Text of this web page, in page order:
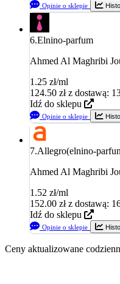
Opinie o sklepie
6.Elnino-parfum
Ahmed Al Maghribi
1.25 zł/ml
124.50 zł z dostawą:
Idź do sklepu
Opinie o sklepie
7.Allegro(elnino-
Ahmed Al Maghribi
1.52 zł/ml
152.00 zł z dostawą:
Idź do sklepu
Opinie o sklepie
Ceny aktualizowane